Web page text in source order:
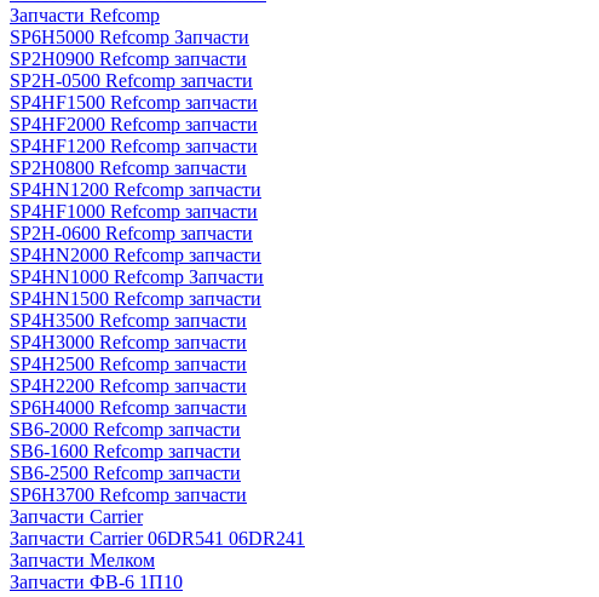
Запчасти Refcomp
SP6H5000 Refcomp Запчасти
SP2H0900 Refcomp запчасти
SP2H-0500 Refcomp запчасти
SP4HF1500 Refcomp запчасти
SP4HF2000 Refcomp запчасти
SP4HF1200 Refcomp запчасти
SP2H0800 Refcomp запчасти
SP4HN1200 Refcomp запчасти
SP4HF1000 Refcomp запчасти
SP2H-0600 Refcomp запчасти
SP4HN2000 Refcomp запчасти
SP4HN1000 Refcomp Запчасти
SP4HN1500 Refcomp запчасти
SP4H3500 Refcomp запчасти
SP4H3000 Refcomp запчасти
SP4H2500 Refcomp запчасти
SP4H2200 Refcomp запчасти
SP6H4000 Refcomp запчасти
SB6-2000 Refcomp запчасти
SB6-1600 Refcomp запчасти
SB6-2500 Refcomp запчасти
SP6H3700 Refcomp запчасти
Запчасти Carrier
Запчасти Carrier 06DR541 06DR241
Запчасти Мелком
Запчасти ФВ-6 1П10